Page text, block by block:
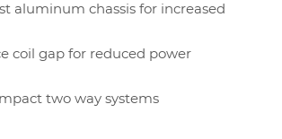
aluminum chassis for increased
coil gap for reduced power
two way systems